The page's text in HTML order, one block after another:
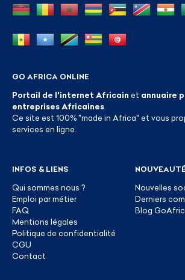
GO AFRICA ONLINE
Portail de l'internet Africain et annuaire
entreprises Africaines
Ce site est 100% "made in Africa" et vous
services en ligne.
INFOS & LIENS
Qui sommes nous ?
Emploi par métier
FAQ
Mentions légales
Politique de confidentialité
CGU
Contact
Nouvelles
Derniers
Blog